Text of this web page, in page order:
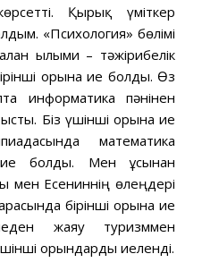
Қырық үміткер
«Психология» бөлімі
ғылыми – тәжірибелік
орынға ие болды. Өз
информатика пәнінен
Біз үшінші орынға ие
математика
ие болды. Мен ұсынған
мен Есениннің өлеңдері
бірінші орынға ие
жаяу туризммен
орындарды иеленді.